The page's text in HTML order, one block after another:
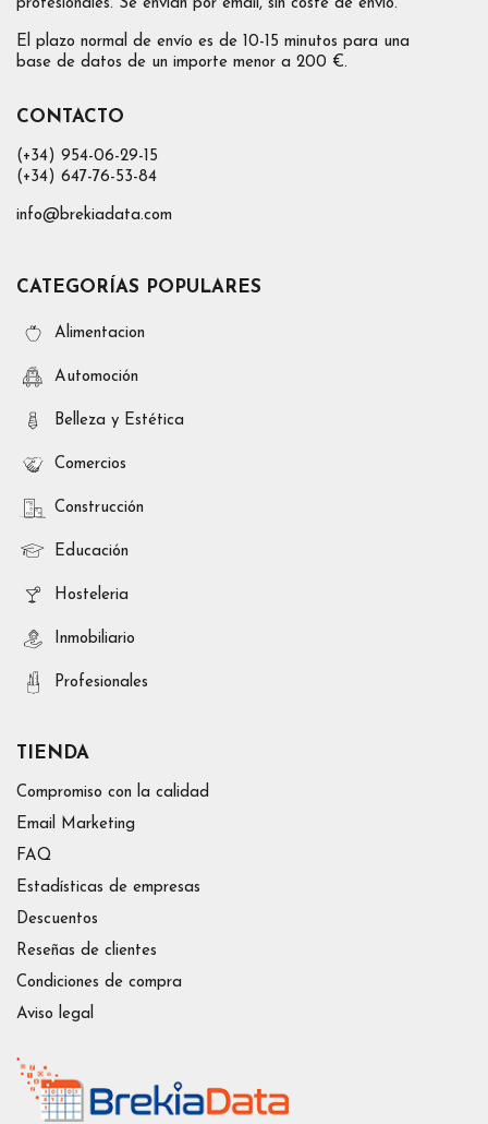
profesionales. Se envían por email, sin coste de envío.
El plazo normal de envío es de 10-15 minutos para una
base de datos de un importe menor a 200 €.
CONTACTO
(+34) 954-06-29-15
(+34) 647-76-53-84
info@brekiadata.com
CATEGORÍAS POPULARES
Alimentacion
Automoción
Belleza y Estética
Comercios
Construcción
Educación
Hosteleria
Inmobiliario
Profesionales
TIENDA
Compromiso con la calidad
Email Marketing
FAQ
Estadísticas de empresas
Descuentos
Reseñas de clientes
Condiciones de compra
Aviso legal